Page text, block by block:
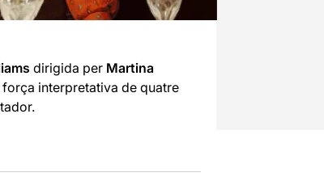
dirigida per Martina
interpretativa de quatre